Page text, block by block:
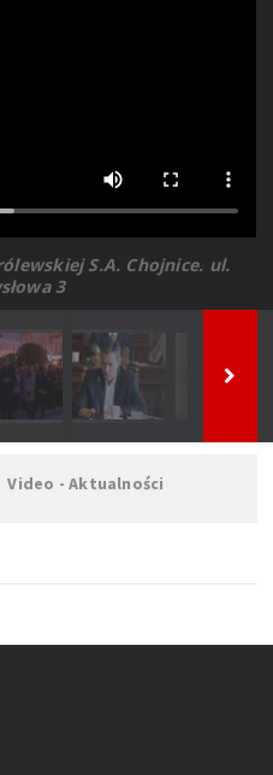
S.A. Chojnice. ul.
3
Video - Aktualności